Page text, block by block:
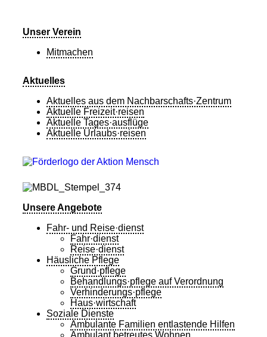
Unser Verein
Mitmachen
Aktuelles
Aktuelles aus dem Nachbarschafts·Zentrum
Aktuelle Freizeit·reisen
Aktuelle Tages·ausflüge
Aktuelle Urlaubs·reisen
Unsere Angebote
Fahr- und Reise·dienst
Fahr·dienst
Reise·dienst
Häusliche Pflege
Grund·pflege
Behandlungs·pflege auf Verordnung
Verhinderungs·pflege
Haus·wirtschaft
Soziale Dienste
Ambulante Familien entlastende Hilfen